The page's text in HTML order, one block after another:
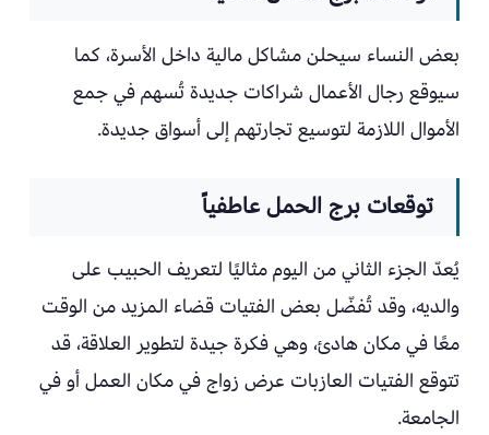
بعض النساء سيحلن مشاكل مالية داخل الأسرة، كما
سيوقع رجال الأعمال شراكات جديدة تُسهم في جمع
الأموال اللازمة لتوسيع تجارتهم إلى أسواق جديدة.
توقعات برج الحمل عاطفياً
يُعدّ الجزء الثاني من اليوم مثاليًا لتعريف الحبيب على
والديه، وقد تُفضّل بعض الفتيات قضاء المزيد من الوقت
معًا في مكان هادئ، وهي فكرة جيدة لتطوير العلاقة، قد
تتوقع الفتيات العازبات عرض زواج في مكان العمل أو في
الجامعة.